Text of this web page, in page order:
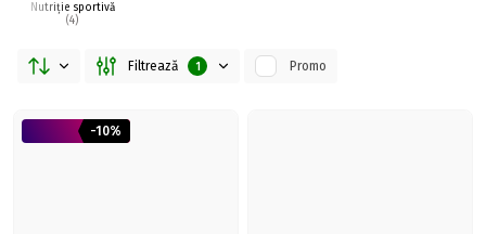
Nutriție sportivă
(4)
Filtrează 1 Promo
-10%